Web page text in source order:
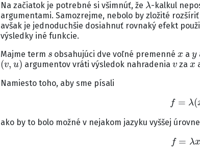
Na začiatok je potrebné si všimnúť, že
-kalkul
argumentami. Samozrejme, nebolo by zložité
avšak je jednoduchšie dosiahnuť rovnaký efekt
výsledky iné funkcie.
Majme term
obsahujúci dve voľné premenné a
(v,u)
argumentov vráti výsledok nahradenia
v
za
x
Namiesto toho, aby sme písali
λ( x
ako by to bolo možné v nejakom jazyku vyššej
λx.λ